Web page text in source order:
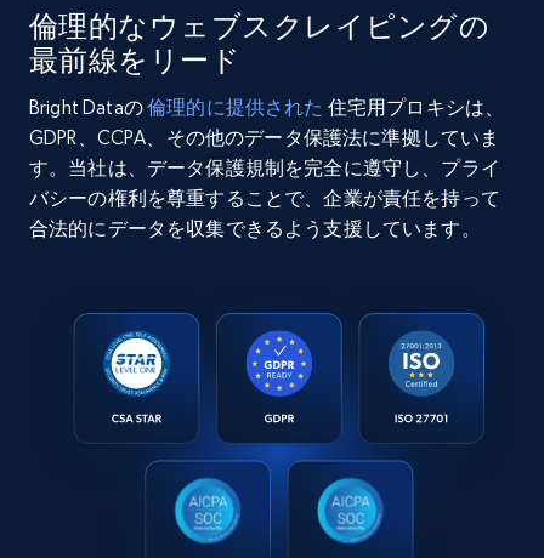
倫理的なウェブスクレイピングの
最前線をリード
Bright Dataの倫理的に提供された 住宅用プロキシは、
GDPR、CCPA、その他のデータ保護法に準拠していま
す。当社は、データ保護規制を完全に遵守し、プライ
バシーの権利を尊重することで、企業が責任を持って
合法的にデータを収集できるよう支援しています。